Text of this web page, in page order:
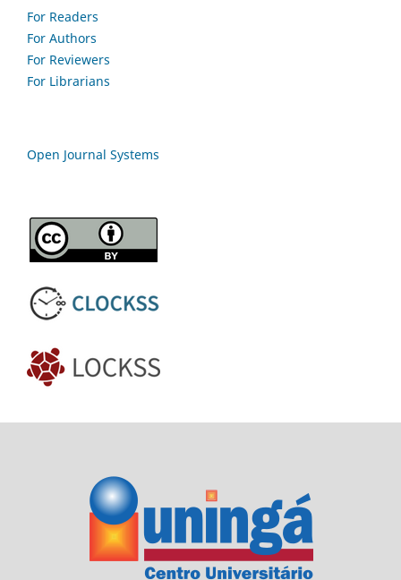
For Readers
For Authors
For Reviewers
For Librarians
Open Journal Systems